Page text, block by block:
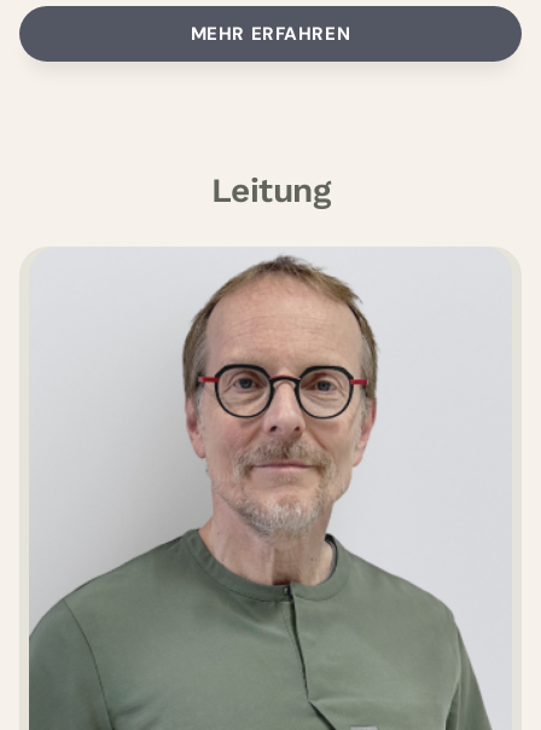
MEHR ERFAHREN
Leitung